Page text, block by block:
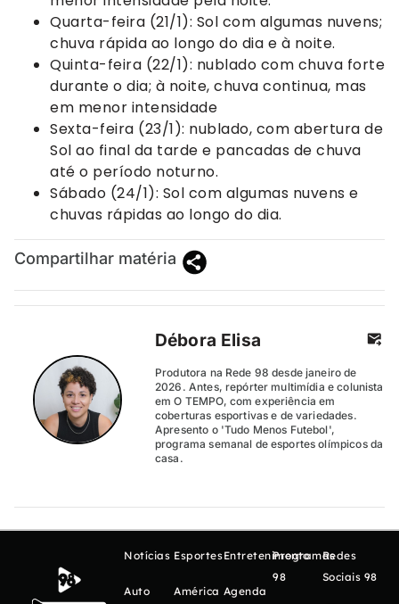
Quarta-feira (21/1): Sol com algumas nuvens;
chuva rápida ao longo do dia e à noite.
Quinta-feira (22/1): nublado com chuva forte
durante o dia; à noite, chuva continua, mas
em menor intensidade
Sexta-feira (23/1): nublado, com abertura de
Sol ao final da tarde e pancadas de chuva
até o período noturno.
Sábado (24/1): Sol com algumas nuvens e
chuvas rápidas ao longo do dia.
Compartilhar matéria
Débora Elisa
Produtora na Rede 98 desde janeiro de
2026. Antes, repórter multimídia e colunista
em O TEMPO, com experiência em
coberturas esportivas e de variedades.
Apresento o 'Tudo Menos Futebol',
programa semanal de esportes olímpicos da
casa.
Notícias
Auto
Esportes
América
Entretenimento
Agenda
Programas
98
Redes
Sociais 98